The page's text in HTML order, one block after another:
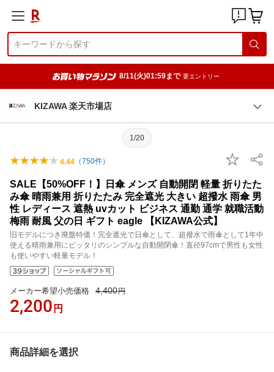
8/11(火)01:59まで 要エントリー
KIZAWA 楽天市場店
1/20
4.44 （750件）
SALE【50%OFF！】日傘 メンズ 自動開閉 軽量 折りたた
み傘 晴雨兼用 折りたたみ 完全遮光 大きい 超撥水 雨傘 男
性 レディース 遮熱 uvカット ビジネス 通勤 通学 就職活動
梅雨 耐風 父の日 ギフト eagle 【KIZAWA公式】
旧モデルにつき廃盤特価！完全遮光で日傘として、超撥水で雨傘として1年中
使える晴雨兼用にピッタリのシンプルな自動開閉傘！直径97cmで男性も女性
も使いやすい軽量モデル！
メーカー希望小売価格 4,400円
2,200 円
商品詳細を選択